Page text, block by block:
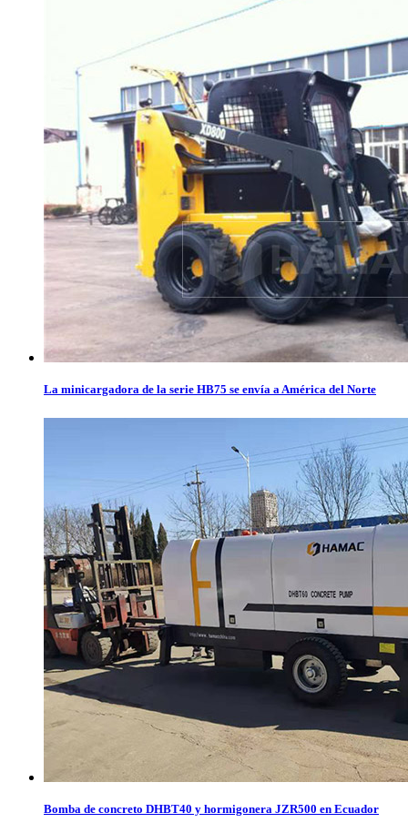
La minicargadora de la serie HB75 se envía a América del Norte
Bomba de concreto DHBT40 y hormigonera JZR500 en Ecuador